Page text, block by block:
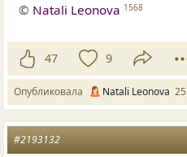
© Natali Leonova 1568
47 9
Опубликовала Natali Leonova
#2193132